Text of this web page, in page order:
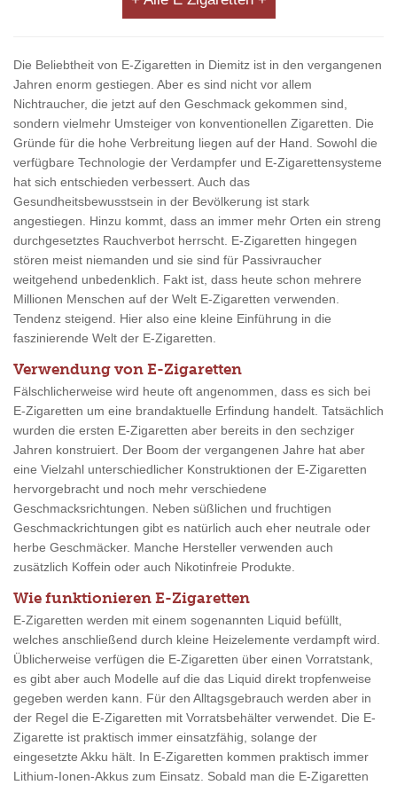
Die Beliebtheit von E-Zigaretten in Diemitz ist in den vergangenen
Jahren enorm gestiegen. Aber es sind nicht vor allem
Nichtraucher, die jetzt auf den Geschmack gekommen sind,
sondern vielmehr Umsteiger von konventionellen Zigaretten. Die
Gründe für die hohe Verbreitung liegen auf der Hand. Sowohl die
verfügbare Technologie der Verdampfer und E-Zigarettensysteme
hat sich entschieden verbessert. Auch das
Gesundheitsbewusstsein in der Bevölkerung ist stark
angestiegen. Hinzu kommt, dass an immer mehr Orten ein streng
durchgesetztes Rauchverbot herrscht. E-Zigaretten hingegen
stören meist niemanden und sie sind für Passivraucher
weitgehend unbedenklich. Fakt ist, dass heute schon mehrere
Millionen Menschen auf der Welt E-Zigaretten verwenden.
Tendenz steigend. Hier also eine kleine Einführung in die
faszinierende Welt der E-Zigaretten.
Verwendung von E-Zigaretten
Fälschlicherweise wird heute oft angenommen, dass es sich bei
E-Zigaretten um eine brandaktuelle Erfindung handelt. Tatsächlich
wurden die ersten E-Zigaretten aber bereits in den sechziger
Jahren konstruiert. Der Boom der vergangenen Jahre hat aber
eine Vielzahl unterschiedlicher Konstruktionen der E-Zigaretten
hervorgebracht und noch mehr verschiedene
Geschmacksrichtungen. Neben süßlichen und fruchtigen
Geschmackrichtungen gibt es natürlich auch eher neutrale oder
herbe Geschmäcker. Manche Hersteller verwenden auch
zusätzlich Koffein oder auch Nikotinfreie Produkte.
Wie funktionieren E-Zigaretten
E-Zigaretten werden mit einem sogenannten Liquid befüllt,
welches anschließend durch kleine Heizelemente verdampft wird.
Üblicherweise verfügen die E-Zigaretten über einen Vorratstank,
es gibt aber auch Modelle auf die das Liquid direkt tropfenweise
gegeben werden kann. Für den Alltagsgebrauch werden aber in
der Regel die E-Zigaretten mit Vorratsbehälter verwendet. Die E-
Zigarette ist praktisch immer einsatzfähig, solange der
eingesetzte Akku hält. In E-Zigaretten kommen praktisch immer
Lithium-Ionen-Akkus zum Einsatz. Sobald man die E-Zigaretten